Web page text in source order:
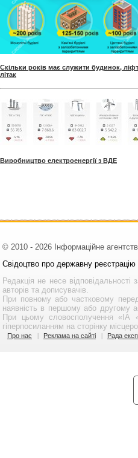
Скільки років має служити будинок,
літак
Виробництво електроенергії з ВДЕ
© 2010 - 2026 Інформаційне
Свідоцтво про державну
Редакція не несе
авторів та дописувачів.
При повному або частковому
наявність в першому або другому
При цьому словосполучення «ІА
гіперпосиланням на сторінку
Про нас Реклама на сайті Рада